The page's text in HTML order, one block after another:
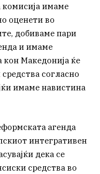
комисија имаме
оценети во
добиваме пари
и имаме
кон Македонија ќе
согласно
имаме навистина
агенда
интегративен
дека се
средства во